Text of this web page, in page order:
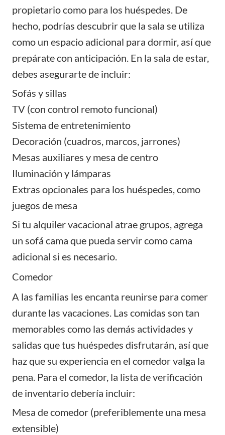
propietario como para los huéspedes. De
hecho, podrías descubrir que la sala se utiliza
como un espacio adicional para dormir, así que
prepárate con anticipación. En la sala de estar,
debes asegurarte de incluir:
Sofás y sillas
TV (con control remoto funcional)
Sistema de entretenimiento
Decoración (cuadros, marcos, jarrones)
Mesas auxiliares y mesa de centro
Iluminación y lámparas
Extras opcionales para los huéspedes, como
juegos de mesa
Si tu alquiler vacacional atrae grupos, agrega
un sofá cama que pueda servir como cama
adicional si es necesario.
Comedor
A las familias les encanta reunirse para comer
durante las vacaciones. Las comidas son tan
memorables como las demás actividades y
salidas que tus huéspedes disfrutarán, así que
haz que su experiencia en el comedor valga la
pena. Para el comedor, la lista de verificación
de inventario debería incluir:
Mesa de comedor (preferiblemente una mesa
extensible)